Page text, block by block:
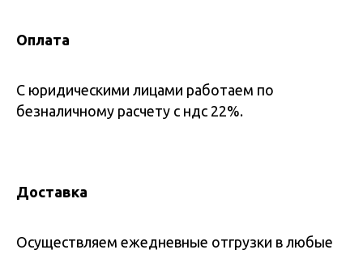
Оплата
С юридическими лицами работаем по
безналичному расчету с ндс 22%.
Доставка
Осуществляем ежедневные отгрузки в любые